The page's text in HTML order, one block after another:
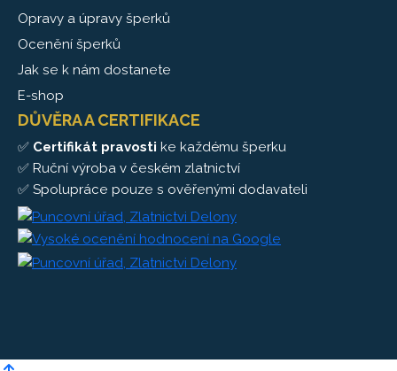
Opravy a úpravy šperků
Ocenění šperků
Jak se k nám dostanete
E-shop
DŮVĚRA A CERTIFIKACE
✅ Certifikát pravosti ke každému šperku
✅ Ruční výroba v českém zlatnictví
✅ Spolupráce pouze s ověřenými dodavateli